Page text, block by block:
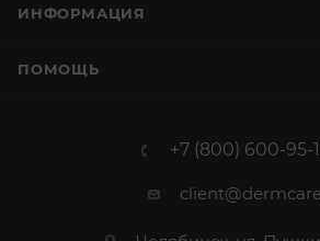
ИНФОРМАЦИЯ
ПОМОЩЬ
+7 (800) 600-95-